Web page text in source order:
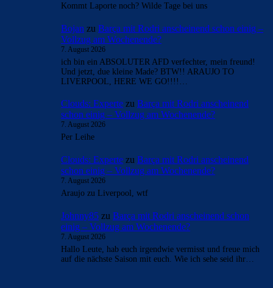
Kommt Laporte noch? Wilde Tage bei uns
Bojan zu Barça mit Rodri anscheinend schon einig –
Vollzug am Wochenende?
7. August 2026
ich bin ein ABSOLUTER AFD verfechter, mein freund!
Und jetzt, due kleine Made? BTW!! ARAUJO TO
LIVERPOOL, HERE WE GO!!!!…
Clouds: Experte zu Barça mit Rodri anscheinend
schon einig – Vollzug am Wochenende?
7. August 2026
Per Leihe
Clouds: Experte zu Barça mit Rodri anscheinend
schon einig – Vollzug am Wochenende?
7. August 2026
Araujo zu Liverpool, wtf
Johnny85 zu Barça mit Rodri anscheinend schon
einig – Vollzug am Wochenende?
7. August 2026
Hallo Leute, hab euch irgendwie vermisst und freue mich
auf die nächste Saison mit euch. Wie ich sehe seid ihr…